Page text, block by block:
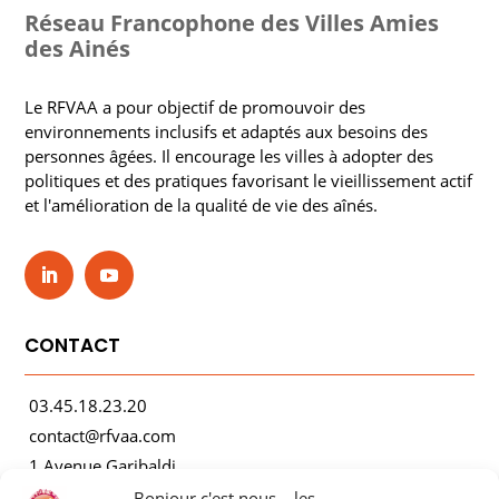
Réseau Francophone des Villes Amies
des Ainés
Le RFVAA a pour objectif de promouvoir des
environnements inclusifs et adaptés aux besoins des
personnes âgées. Il encourage les villes à adopter des
politiques et des pratiques favorisant le vieillissement actif
et l'amélioration de la qualité de vie des aînés.
CONTACT
03.45.18.23.20
contact@rfvaa.com
1 Avenue Garibaldi